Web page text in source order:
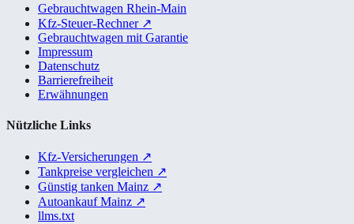
Gebrauchtwagen Rhein-Main
Kfz-Steuer-Rechner ↗
Gebrauchtwagen mit Garantie
Impressum
Datenschutz
Barrierefreiheit
Erwähnungen
Nützliche Links
Kfz-Versicherungen ↗
Tankpreise vergleichen ↗
Günstig tanken Mainz ↗
Autoankauf Mainz ↗
llms.txt